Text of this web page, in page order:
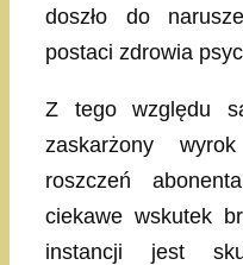
doszło do
postaci zdrowia
Z tego względu
zaskarżony
roszczeń
ciekawe wskutek
instancji jest